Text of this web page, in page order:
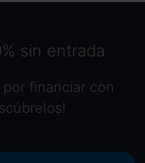
sin entrada
financiar con